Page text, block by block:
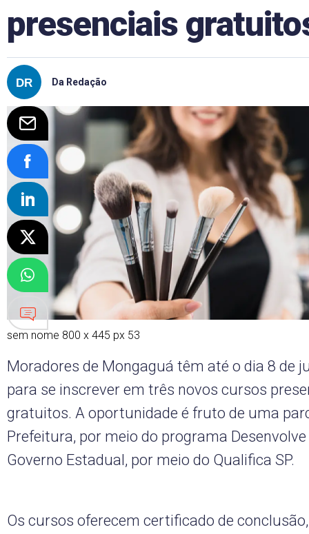
presenciais
Da Redação
sem nome 800 x 445 px 53
Moradores de Mongaguá têm até o dia 8 de
para se inscrever em três novos cursos
gratuitos. A oportunidade é fruto de uma
Prefeitura, por meio do programa
Governo Estadual, por meio do Qualifica SP.
Os cursos oferecem certificado de